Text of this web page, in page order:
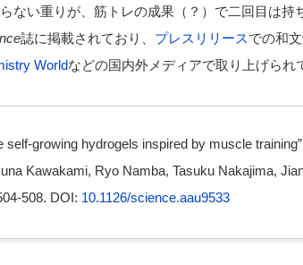
ない重りが、筋トレの成果（？）で二回目は持
誌に掲載されており、 プレスリリースでの和
Worldなどの国内外メディアで取り上げられ
self-growing hydrogels inspired by muscle training”
Kawakami, Ryo Namba, Tasuku Nakajima,
508. DOI: 10.1126/science.aau9533